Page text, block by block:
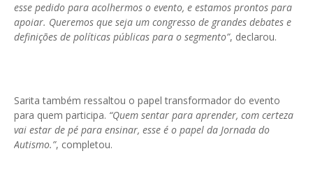
esse pedido para acolhermos o evento, e estamos prontos para
apoiar. Queremos que seja um congresso de grandes debates e
definições de políticas públicas para o segmento”, declarou.
Sarita também ressaltou o papel transformador do evento
para quem participa. “Quem sentar para aprender, com certeza
vai estar de pé para ensinar, esse é o papel da Jornada do
Autismo.”, completou.